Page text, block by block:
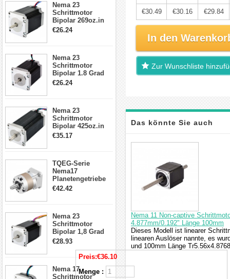
Nema 23
Schrittmotor
Bipolar 269oz.in
2,8A 57x57x76mm
€26.24
Nema 23
Schrittmotor
Bipolar 1.8 Grad
1.9Nm 3A 3.36V 4
€26.24
Nema 23
Schrittmotor
Bipolar 425oz.in
4.2A 57x57x114mm
€35.17
TQEG-Serie
Nema17
Planetengetriebe
5:1 Spiel 15Arc-
€42.42
Nema 23
Schrittmotor
Bipolar 1,8 Grad
2,83Nm 4 A 2,26V
Schrittmotor mit 8
€28.93
Nema 17
Schrittmotor
€30.49 €30.16 €29.84
In den
Zur Wunschliste
Das könnte Sie auch
interessieren
Nema 11 Non-captive
4.877mm/0.192" Länge 100mm
Dieses Modell ist linearer
linearen Auslöser nannte, es
und 100mm Länge
Preis:€36.10
Menge :